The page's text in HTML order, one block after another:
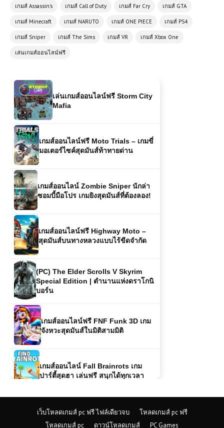
เกมส์ Assassin's เกมส์ Call of Duty เกมส์ Far Cry เกมส์ GTA
เกมส์ Minecraft เกมส์ NARUTO เกมส์ ONE PIECE เกมส์ PS4
เกมส์ Sniper เกมส์ The Sims เกมส์ VR เกมส์ Xbox One
เล่นเกมส์ออนไลน์ฟรี
เกมออนไลน์ฟรี Highway Racer Pro –
พลาด
เล่นเกมส์ออนไลน์ฟรี Storm City
เกมส์ออนไลน์ฟรี Moto Trials – เกมขี่
มอเตอร์ไซค์สุดมันส์ท้าทายด่าน
เกมส์ออนไลน์ Zombie Sniper นักล่า
ซอมบี้มือโปร เกมยิงสุดมันส์ที่ต้องลอง!
เกมส์ออนไลน์ฟรี Highway Moto –
สุดมันส์บนทางหลวงแบบไร้ขีดจำกัด
(PC) The Elder Scrolls V Skyrim
Special Edition | ตำนานแห่งดราโกนิ
บอร์น
เกมส์ออนไลน์ฟรี FNF Funk 3D เกม
จังหวะสุดมันส์ในมิติสามมิติ
เกมส์ออนไลน์ Fall Brainrots เกม
ปาร์ตี้สุดฮา เล่นฟรี สนุกได้ทุกเวลา
เกมออนไลน์ฟรี Highway Racer Pro
เกมแข่งรถความเร็วสูงที่สายซิ่งต้องลอง
เกมออนไลน์ One Piece vs CR: Zoro
– การต่อสู้ของตำนานและเกมสุดมันส์
เว็บโหลดเกมส์ pc ฟรี ไฟล์เดียวจบ
โหลดเกมส์ pc ฟรี
โหลดเกมส์ pc
ดาวน์โหลดเกมส์ PC Games